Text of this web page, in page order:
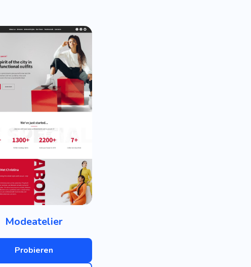
Modeatelier
Probieren